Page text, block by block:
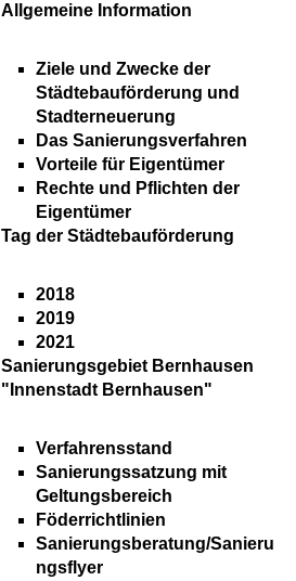
Allgemeine Information
Ziele und Zwecke der
Städtebauförderung und
Stadterneuerung
Das Sanierungsverfahren
Vorteile für Eigentümer
Rechte und Pflichten der
Eigentümer
Tag der Städtebauförderung
2018
2019
2021
Sanierungsgebiet Bernhausen
"Innenstadt Bernhausen"
Verfahrensstand
Sanierungssatzung mit
Geltungsbereich
Föderrichtlinien
Sanierungsberatung/Sanieru
ngsflyer